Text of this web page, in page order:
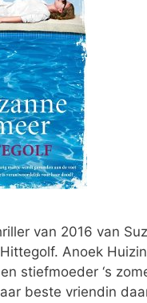
van 2016 van
Anoek
stiefmoeder ‘s
beste vriendin